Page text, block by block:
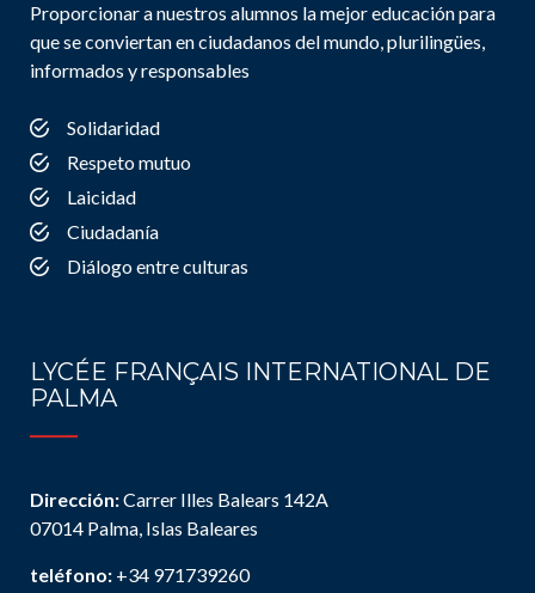
Proporcionar a nuestros alumnos la mejor educación para
que se conviertan en ciudadanos del mundo, plurilingües,
informados y responsables
Solidaridad
Respeto mutuo
Laicidad
Ciudadanía
Diálogo entre culturas
LYCÉE FRANÇAIS INTERNATIONAL DE
PALMA
Dirección:Carrer Illes Balears 142A
07014 Palma, Islas Baleares
teléfono: +34 971739260